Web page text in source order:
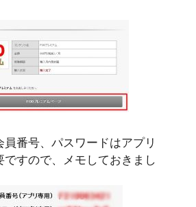
員番号、パスワードはアプリ
ですので、メモしておきまし